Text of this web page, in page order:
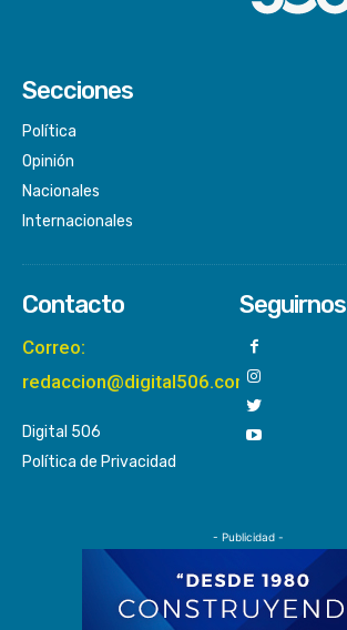
Secciones
Política
Opinión
Nacionales
Internacionales
Contacto
Correo:
redaccion@digital506.com
Digital 506
Política de Privacidad
Seguirnos
- Publicidad -